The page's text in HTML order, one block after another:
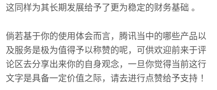
这同样为其长期发展给予了更为稳定的财务基础 。
倘若基于你的使用体会而言，腾讯当中的哪些产品以
及服务是极为值得予以称赞的呢，可供欢迎前来于评
论区去分享出来你的自身观念，一旦你觉得当前这行
文字是具备一定价值之际，请去进行点赞给予支持 ！